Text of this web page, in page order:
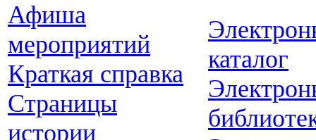
Афиша
мероприятий
Краткая справка
Страницы
истории
каталог